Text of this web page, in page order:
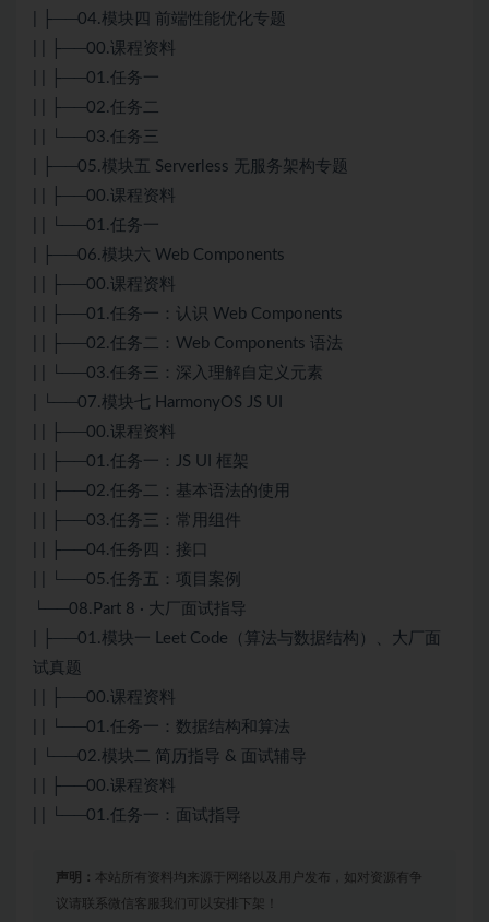
| ├──04.模块四 前端性能优化专题
| | ├──00.课程资料
| | ├──01.任务一
| | ├──02.任务二
| | └──03.任务三
| ├──05.模块五 Serverless 无服务架构专题
| | ├──00.课程资料
| | └──01.任务一
| ├──06.模块六 Web Components
| | ├──00.课程资料
| | ├──01.任务一：认识 Web Components
| | ├──02.任务二：Web Components 语法
| | └──03.任务三：深入理解自定义元素
| └──07.模块七 HarmonyOS JS UI
| | ├──00.课程资料
| | ├──01.任务一：JS UI 框架
| | ├──02.任务二：基本语法的使用
| | ├──03.任务三：常用组件
| | ├──04.任务四：接口
| | └──05.任务五：项目案例
└──08.Part 8 · 大厂面试指导
| ├──01.模块一 Leet Code（算法与数据结构）、大厂面
试真题
| | ├──00.课程资料
| | └──01.任务一：数据结构和算法
| └──02.模块二 简历指导 & 面试辅导
| | ├──00.课程资料
| | └──01.任务一：面试指导
声明： 本站所有资料均来源于网络以及用户发布，如对资源有争
议请联系微信客服我们可以安排下架！